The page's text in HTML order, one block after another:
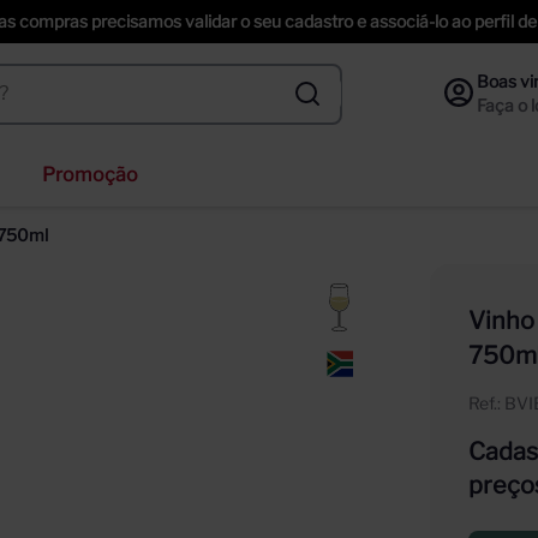
compras precisamos validar o seu cadastro e associá-lo ao perfil
Promoção
Ref. :